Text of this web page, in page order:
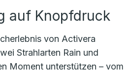
auf Knopfdruck
von Activera
Strahlarten Rain und
Moment unterstützen – vom